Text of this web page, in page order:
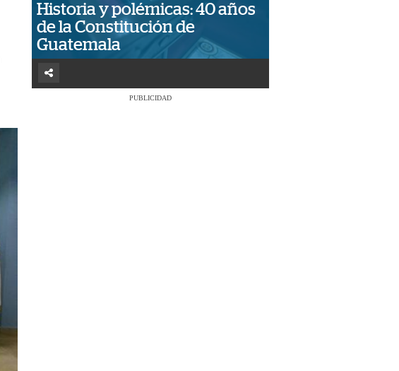
Historia y polémicas: 40 años
de la Constitución de
Guatemala
PUBLICIDAD